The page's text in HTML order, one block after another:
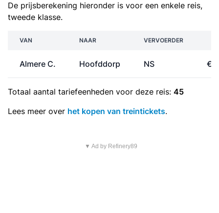
De prijsberekening hieronder is voor een enkele reis,
tweede klasse.
VAN NAAR VERVOERDER
Almere C. Hoofddorp NS €
Totaal aantal tariefeenheden voor deze reis: 45
Lees meer over het kopen van treintickets.
▼ Ad by Refinery89